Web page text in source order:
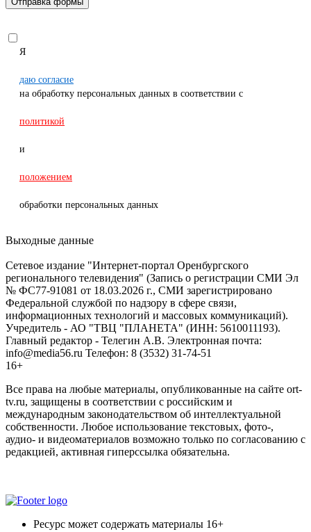
Я
даю согласие
на обработку персональных данных в соответствии с
политикой
и
положением
обработки персональных данных
Выходные данные
Сетевое издание "Интернет-портал Оренбургского
регионального телевидения" (Запись о регистрации СМИ Эл
№ ФС77-91081 от 18.03.2026 г., СМИ зарегистрировано
Федеральной службой по надзору в сфере связи,
информационных технологий и массовых коммуникаций).
Учредитель - АО "ТВЦ "ПЛАНЕТА" (ИНН: 5610011193).
Главный редактор - Телегин А.В. Электронная почта:
info@media56.ru Телефон: 8 (3532) 31-74-51
16+
Все права на любые материалы, опубликованные на сайте ort-
tv.ru, защищены в соответствии с российским и
международным законодательством об интеллектуальной
собственности. Любое использование текстовых, фото-,
аудио- и видеоматериалов возможно только по согласованию с
редакцией, активная гиперссылка обязательна.
Ресурс может содержать материалы 16+